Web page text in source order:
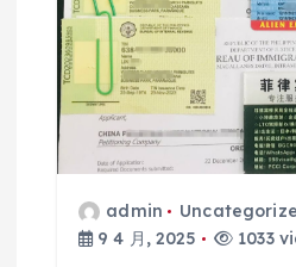
admin
9 4 月, 2025
1033